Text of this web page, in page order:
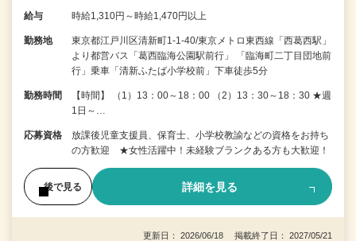
給与 時給1,310円～時給1,470円以上
勤務地
東京都江戸川区清新町1-1-40/東京メトロ東西線「西葛西駅」
より都営バス「葛西臨海公園駅前行」 「臨海町二丁目団地前
行」乗車「清新ふたば小学校前」下車徒歩5分
勤務時間
【時間】 （1）13：00～18：00 （2）13：30～18：30 ★週
1日～…
応募資格
放課後児童支援員、保育士、小学校教諭などの資格をお持ち
の方歓迎 ★女性活躍中！未経験ブランクある方も大歓迎！
後で見る 詳細を見る
更新日： 2026/06/18 掲載終了日： 2027/05/21